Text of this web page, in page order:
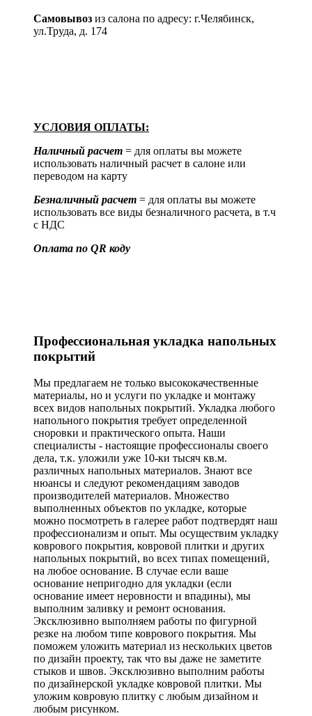
УСЛОВИЯ ОПЛАТЫ:
Наличный расчет = для оплаты вы можете
использовать наличный расчет в салоне или
переводом на карту
Безналичный расчет = для оплаты вы можете
использовать все виды безналичного расчета, в т.ч
с НДС
Оплата по QR коду
Самовывоз из салона по адресу: г.Челябинск,
ул.Труда, д. 174
Профессиональная укладка напольных
покрытий
Мы предлагаем не только высококачественные
материалы, но и услуги по укладке и монтажу
всех видов напольных покрытий. Укладка любого
напольного покрытия требует определенной
сноровки и практического опыта. Наши
специалисты - настоящие профессионалы своего
дела, т.к. уложили уже 10-ки тысяч кв.м.
различных напольных материалов. Знают все
нюансы и следуют рекомендациям заводов
производителей материалов. Множество
выполненных объектов по укладке, которые
можно посмотреть в галерее работ подтвердят наш
профессионализм и опыт. Мы осуществим укладку
коврового покрытия, ковровой плитки и других
напольных покрытий, во всех типах помещений,
на любое основание. В случае если ваше
основание непригодно для укладки (если
основание имеет неровности и впадины), мы
выполним заливку и ремонт основания.
Эксклюзивно выполняем работы по фигурной
резке на любом типе коврового покрытия. Мы
поможем уложить материал из нескольких цветов
по дизайн проекту, так что вы даже не заметите
стыков и швов. Эксклюзивно выполним работы
по дизайнерской укладке ковровой плитки. Мы
уложим ковровую плитку с любым дизайном и
любым рисунком.